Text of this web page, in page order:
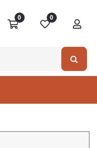
0 0